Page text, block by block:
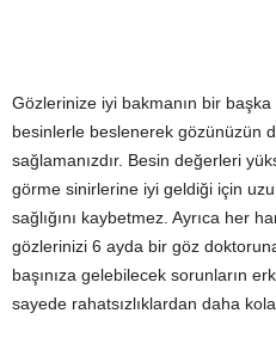
Gözlerinize iyi bakmanın bir
besinlerle beslenerek gözünüzün
sağlamanızdır. Besin değerleri
görme sinirlerine iyi geldiği için
sağlığını kaybetmez. Ayrıca her
gözlerinizi 6 ayda bir göz
başınıza gelebilecek sorunların
sayede rahatsızlıklardan daha